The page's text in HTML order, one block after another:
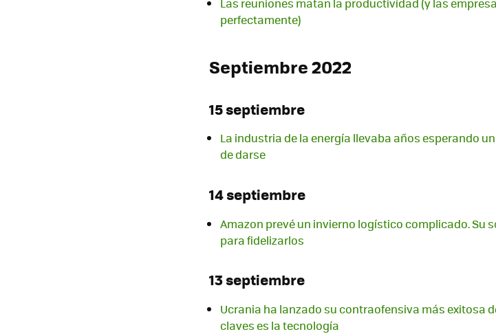
perfectamente)
Septiembre 2022
15 septiembre
La industria de la energía llevaba años esperando
de darse
14 septiembre
Amazon prevé un invierno logístico complicado. Su
para fidelizarlos
13 septiembre
Ucrania ha lanzado su contraofensiva más exitosa
claves es la tecnología